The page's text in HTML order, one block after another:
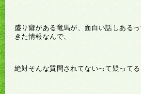
盛り癖がある竜馬が、面白い話しある
きた情報なんで、
絶対そんな質問されてないって疑ってる